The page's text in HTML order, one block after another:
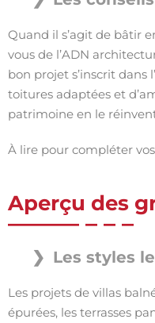
Quand il s’agit de bâtir
vous de l’ADN
bon projet s’inscrit dans
toitures adaptées et
patrimoine en le
À lire pour compléter
Aperçu des
Les styles
Les projets de villas
épurées, les terrasses